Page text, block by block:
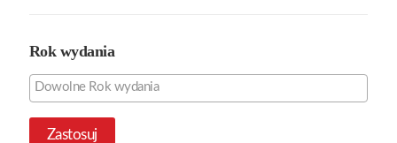
Rok wydania
Zastosuj